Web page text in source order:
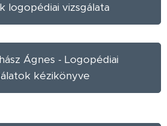
logopédiai vizsgálata
Ágnes - Logopédiai
kézikönyve